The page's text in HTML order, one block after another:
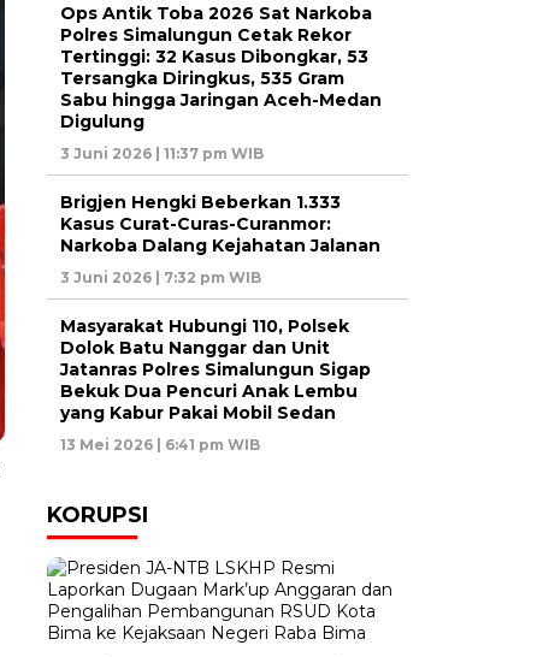
Ops Antik Toba 2026 Sat Narkoba
Polres Simalungun Cetak Rekor
Tertinggi: 32 Kasus Dibongkar, 53
Tersangka Diringkus, 535 Gram
Sabu hingga Jaringan Aceh-Medan
Digulung
3 Juni 2026 | 11:37 pm WIB
Brigjen Hengki Beberkan 1.333
Kasus Curat-Curas-Curanmor:
Narkoba Dalang Kejahatan Jalanan
3 Juni 2026 | 7:32 pm WIB
Masyarakat Hubungi 110, Polsek
Dolok Batu Nanggar dan Unit
Jatanras Polres Simalungun Sigap
Bekuk Dua Pencuri Anak Lembu
yang Kabur Pakai Mobil Sedan
13 Mei 2026 | 6:41 pm WIB
KORUPSI